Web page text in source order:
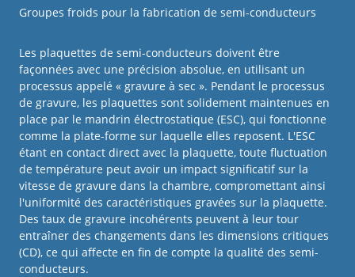
Groupes froids pour la fabrication de semi-conducteurs
Les plaquettes de semi-conducteurs doivent être
façonnées avec une précision absolue, en utilisant un
processus appelé « gravure à sec ». Pendant le processus
de gravure, les plaquettes sont solidement maintenues en
place par le mandrin électrostatique (ESC), qui fonctionne
comme la plate-forme sur laquelle elles reposent. L'ESC
étant en contact direct avec la plaquette, toute fluctuation
de température peut avoir un impact significatif sur la
vitesse de gravure dans la chambre, compromettant ainsi
l'uniformité des caractéristiques gravées sur la plaquette.
Des taux de gravure incohérents peuvent à leur tour
entraîner des changements dans les dimensions critiques
(CD), ce qui affecte en fin de compte la qualité des semi-
conducteurs.